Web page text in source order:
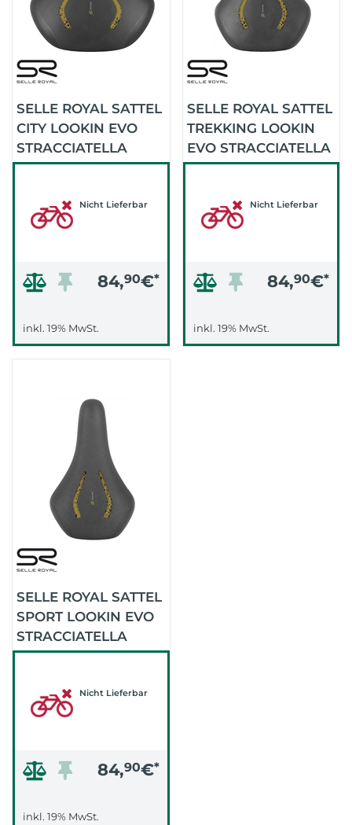
SELLE ROYAL SATTEL
CITY LOOKIN EVO
STRACCIATELLA
(SCHWARZ)
Nicht Lieferbar
84,90€*
inkl. 19% MwSt.
SELLE ROYAL SATTEL
TREKKING LOOKIN
EVO STRACCIATELLA
(SCHWARZ)
Nicht Lieferbar
84,90€*
inkl. 19% MwSt.
SELLE ROYAL SATTEL
SPORT LOOKIN EVO
STRACCIATELLA
(SCHWARZ)
Nicht Lieferbar
84,90€*
inkl. 19% MwSt.